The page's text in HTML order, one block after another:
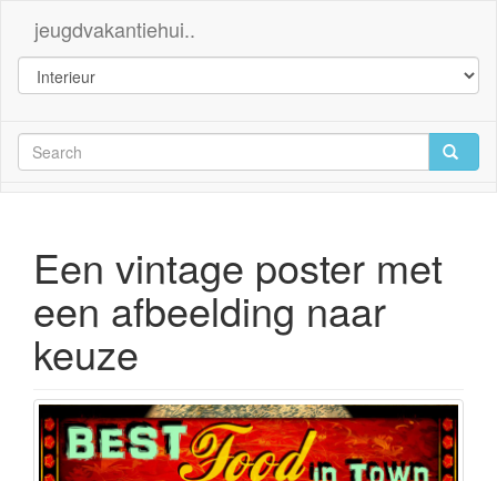
jeugdvakantiehui..
Een vintage poster met
een afbeelding naar
keuze